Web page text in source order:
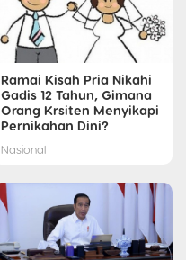
Ramai Kisah Pria Nikahi
Gadis 12 Tahun, Gimana
Orang Krsiten Menyikapi
Pernikahan Dini?
Nasional